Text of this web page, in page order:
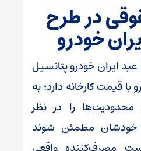
در طرح
خودرو
ایران خودرو پتانسیل
با قیمت کارخانه دارد؛ به
را در نظر
خودشان مطمئن شوند